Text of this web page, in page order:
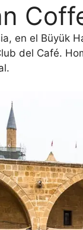
en el Büyük
del Café.